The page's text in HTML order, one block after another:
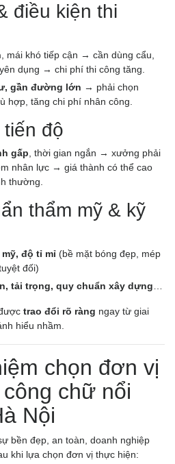
điều kiện thi
, mái khó tiếp cận → cần dùng cẩu,
dụng → chi phí thi công tăng.
gần đường lớn → phải chọn
hợp, tăng chi phí nhân công.
độ
gấp , thời gian ngắn → xưởng phải
nhân lực → giá thành có thể cao
thường.
thẩm mỹ & kỹ
mỹ, độ tỉ mỉ (bề mặt bóng đẹp, mép
đối)
tải trọng, quy chuẩn xây dựng
trao đổi rõ ràng ngay từ giai
hiểu nhầm.
chọn đơn vị
chữ nổi
Nội
bền đẹp, an toàn, doanh nghiệp
khi lựa chọn đơn vị thực hiện: